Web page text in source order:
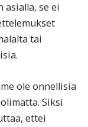
se ei
tai
ole onnellisia
Siksi
ettei